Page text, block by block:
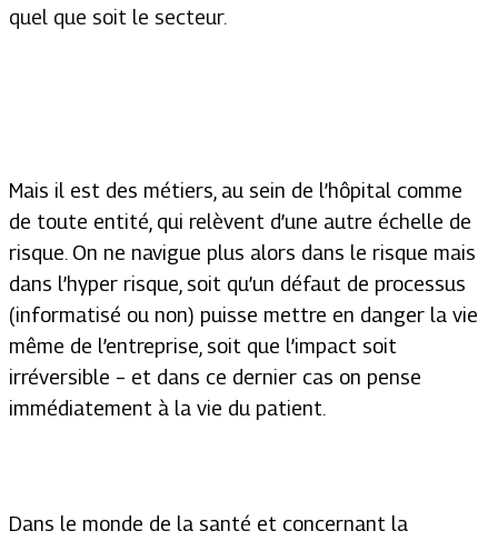
quel que soit le secteur.
Mais il est des métiers, au sein de l’hôpital comme
de toute entité, qui relèvent d’une autre échelle de
risque. On ne navigue plus alors dans le risque mais
dans l’hyper risque, soit qu’un défaut de processus
(informatisé ou non) puisse mettre en danger la vie
même de l’entreprise, soit que l’impact soit
irréversible – et dans ce dernier cas on pense
immédiatement à la vie du patient.
Dans le monde de la santé et concernant la